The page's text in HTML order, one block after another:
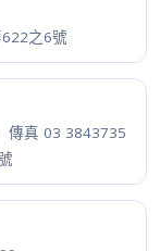
之6號
· 傳真 03 3843735